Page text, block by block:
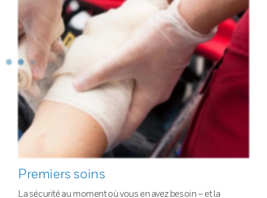
Premiers soins
La sécurité au moment où vous en avez besoin – et la